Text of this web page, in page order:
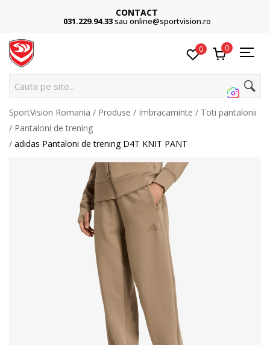
CONTACT
031.229.94.33sau online@sportvision.ro
0 0
Cauta pe site...
SportVision Romania Produse Imbracaminte
Toti pantalonii
Pantaloni de trening
adidas Pantaloni de trening D4T KNIT PANT